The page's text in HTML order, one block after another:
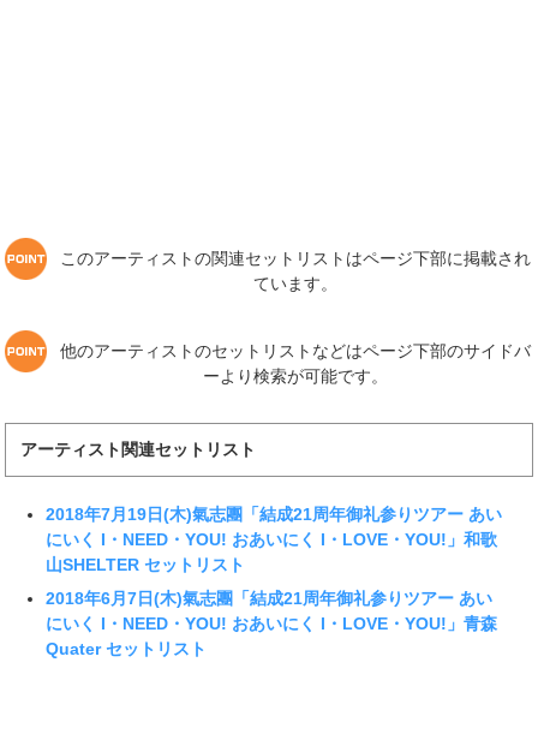
このアーティストの関連セットリストはページ下部に掲載され
ています。
他のアーティストのセットリストなどはページ下部のサイドバ
ーより検索が可能です。
アーティスト関連セットリスト
2018年7月19日(木)氣志團「結成21周年御礼参りツアー あい
にいく I・NEED・YOU! おあいにく I・LOVE・YOU!」和歌
山SHELTER セットリスト
2018年6月7日(木)氣志團「結成21周年御礼参りツアー あい
にいく I・NEED・YOU! おあいにく I・LOVE・YOU!」青森
Quater セットリスト